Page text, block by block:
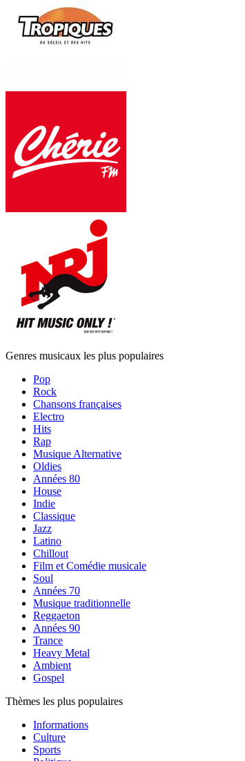
Genres musicaux les plus populaires
Pop
Rock
Chansons françaises
Electro
Hits
Rap
Musique Alternative
Oldies
Années 80
House
Indie
Classique
Jazz
Latino
Chillout
Film et Comédie musicale
Soul
Années 70
Musique traditionnelle
Reggaeton
Années 90
Trance
Heavy Metal
Ambient
Gospel
Thèmes les plus populaires
Informations
Culture
Sports